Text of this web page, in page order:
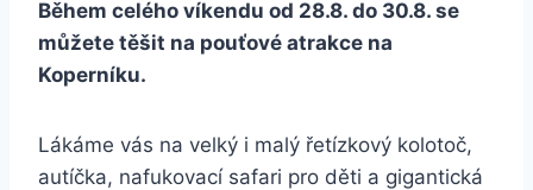
Během celého víkendu od 28.8. do 30.8. se
můžete těšit na pouťové atrakce na
Koperníku.
Lákáme vás na velký i malý řetízkový kolotoč,
autíčka, nafukovací safari pro děti a gigantická